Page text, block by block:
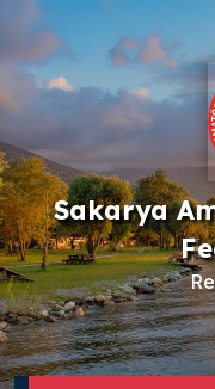
Sakarya